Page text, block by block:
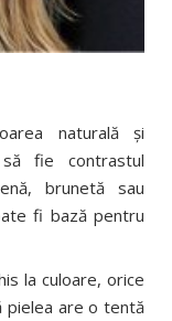
naturală şi
fie contrastul
brunetă sau
fi bază pentru
la culoare, orice
pielea are o tentă